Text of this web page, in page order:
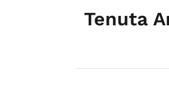
Tenuta